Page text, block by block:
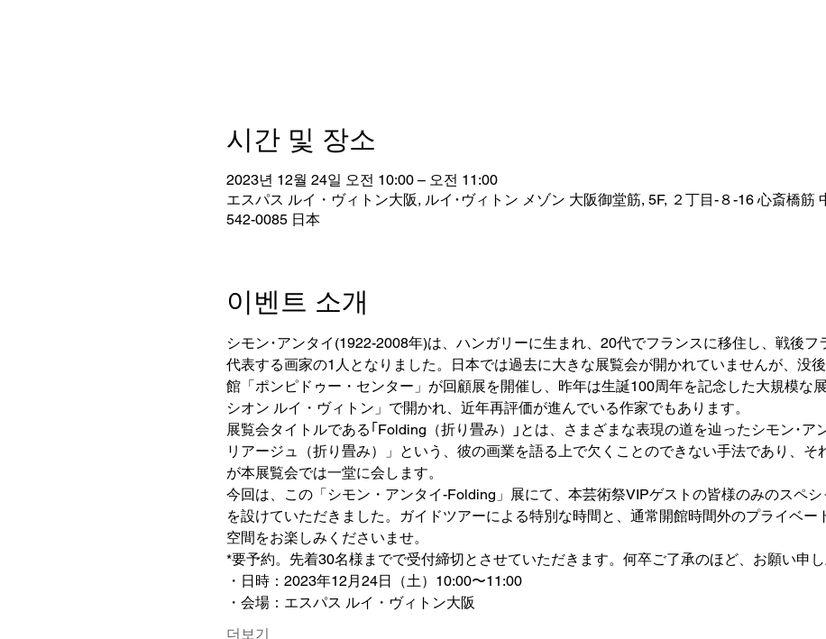
시간 및 장소
2023년 12월 24일 오전 10:00 – 오전 11:00
エスパス ルイ・ヴィトン大阪, ルイ･ヴィトン メゾン 大阪御堂筋, 5F, ２丁目-８-16 心斎橋筋
542-0085 日本
이벤트 소개
シモン･アンタイ(1922-2008年)は、ハンガリーに生まれ、20代でフランスに移住し、戦後フ
代表する画家の1人となりました。日本では過去に大きな展覧会が開かれていませんが、没
館「ポンピドゥー・センター」が回顧展を開催し、昨年は生誕100周年を記念した大規模な
シオン ルイ・ヴィトン」で開かれ、近年再評価が進んでいる作家でもあります。
展覧会タイトルである｢Folding（折り畳み）｣とは、さまざまな表現の道を辿ったシモン･ア
リアージュ（折り畳み）」という、彼の画業を語る上で欠くことのできない手法であり、そ
が本展覧会では一堂に会します。
今回は、この「シモン・アンタイ-Folding」展にて、本芸術祭VIPゲストの皆様のみのスペ
を設けていただきました。ガイドツアーによる特別な時間と、通常開館時間外のプライベー
空間をお楽しみくださいませ。
*要予約。先着30名様までで受付締切とさせていただきます。何卒ご了承のほど、お願い申し
・日時：2023年12月24日（土）10:00〜11:00
・会場：エスパス ルイ・ヴィトン大阪
더보기